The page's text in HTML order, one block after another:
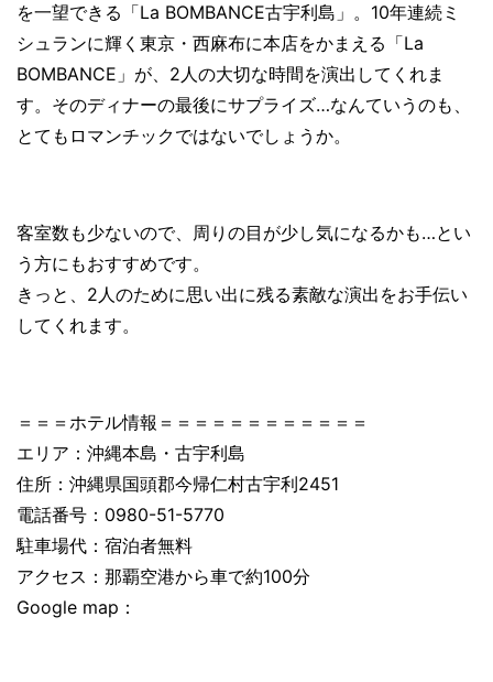
を一望できる「La BOMBANCE古宇利島」。10年連続ミ
シュランに輝く東京・西麻布に本店をかまえる「La
BOMBANCE」が、2人の大切な時間を演出してくれま
す。そのディナーの最後にサプライズ…なんていうのも、
とてもロマンチックではないでしょうか。
客室数も少ないので、周りの目が少し気になるかも…とい
う方にもおすすめです。
きっと、2人のために思い出に残る素敵な演出をお手伝い
してくれます。
＝＝＝ホテル情報＝＝＝＝＝＝＝＝＝＝＝＝
エリア：沖縄本島・古宇利島
住所：沖縄県国頭郡今帰仁村古宇利2451
電話番号：0980-51-5770
駐車場代：宿泊者無料
アクセス：那覇空港から車で約100分
Google map：